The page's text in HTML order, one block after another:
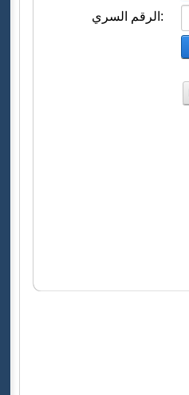
الرقم السري: